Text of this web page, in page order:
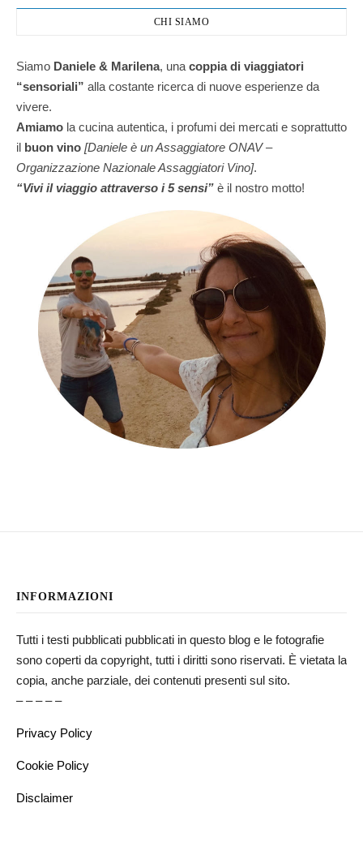
CHI SIAMO
Siamo Daniele & Marilena, una coppia di viaggiatori
“sensoriali” alla costante ricerca di nuove esperienze da
vivere.
Amiamo la cucina autentica, i profumi dei mercati e soprattutto
il buon vino [Daniele è un Assaggiatore ONAV –
Organizzazione Nazionale Assaggiatori Vino].
“Vivi il viaggio attraverso i 5 sensi” è il nostro motto!
INFORMAZIONI
Tutti i testi pubblicati pubblicati in questo blog e le fotografie
sono coperti da copyright, tutti i diritti sono riservati. È vietata la
copia, anche parziale, dei contenuti presenti sul sito.
– – – – –
Privacy Policy
Cookie Policy
Disclaimer